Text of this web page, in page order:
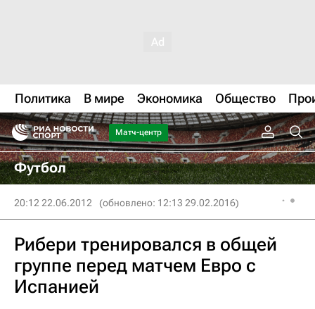
Политика В мире Экономика Общество
Матч-центр
Футбол
20:12 22.06.2012 (обновлено: 12:13 29.02.2016)
Рибери тренировался в общей
группе перед матчем Евро с
Испанией